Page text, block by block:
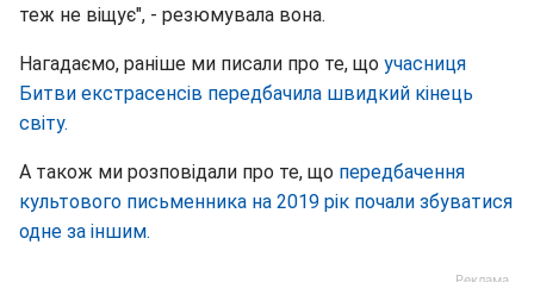
теж не віщує", - резюмувала вона.
Нагадаємо, раніше ми писали про те, що учасниця
Битви екстрасенсів передбачила швидкий кінець
світу.
А також ми розповідали про те, що передбачення
культового письменника на 2019 рік почали збуватися
одне за іншим.